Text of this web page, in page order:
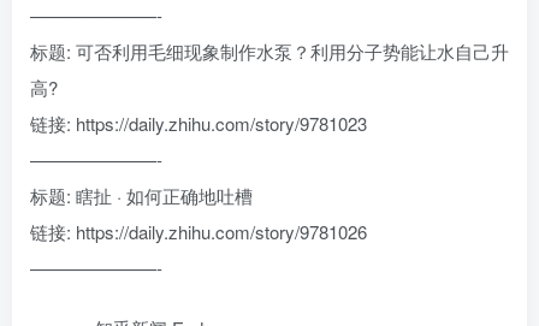
———————-
标题: 可否利用毛细现象制作水泵？利用分子势能让水自己升
高?
链接: https://daily.zhihu.com/story/9781023
———————-
标题: 瞎扯 · 如何正确地吐槽
链接: https://daily.zhihu.com/story/9781026
———————-